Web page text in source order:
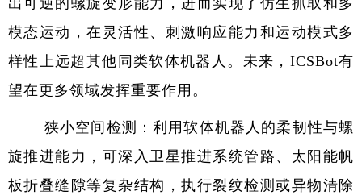
出可逆的螺旋变形能力，进而实现了仿生抓取和多
模态运动，在灵活性、刺激响应能力和运动模式多
样性上远超其他同类软体机器人。未来， ICSBot有
望在更多领域发挥重要作用。
狭小空间检测：利用软体机器人的柔韧性与螺
旋推进能力，可深入卫星推进系统管路、太阳能帆
板折叠缝隙等复杂结构，执行裂纹检测或异物清除